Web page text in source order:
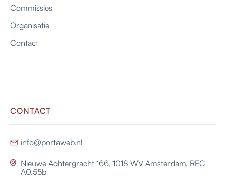
Commissies
Organisatie
Contact
CONTACT
 info@portaweb.nl
 Nieuwe Achtergracht 166, 1018 WV Amsterdam, REC
A0.55b